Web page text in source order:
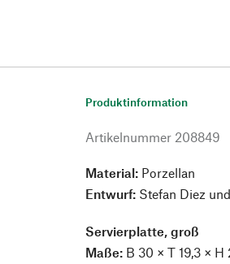
Produktinformation
Artikelnummer 208849
Material: Porzellan
Entwurf: Stefan Diez
Servierplatte, groß
Maße: B 30 × T 19,3 × H